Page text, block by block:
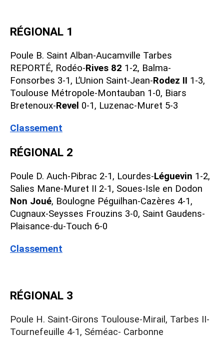
RÉGIONAL 1
Poule B. Saint Alban-Aucamville Tarbes
REPORTÉ, Rodéo-Rives 82 1-2, Balma-
Fonsorbes 3-1, L’Union Saint-Jean-Rodez II 1-3,
Toulouse Métropole-Montauban 1-0, Biars
Bretenoux-Revel 0-1, Luzenac-Muret 5-3
Classement
RÉGIONAL 2
Poule D. Auch-Pibrac 2-1, Lourdes-Léguevin 1-2,
Salies Mane-Muret II 2-1, Soues-Isle en Dodon
Non Joué, Boulogne Péguilhan-Cazères 4-1,
Cugnaux-Seysses Frouzins 3-0, Saint Gaudens-
Plaisance-du-Touch 6-0
Classement
RÉGIONAL 3
Poule H. Saint-Girons Toulouse-Mirail, Tarbes II-
Tournefeuille 4-1, Séméac- Carbonne